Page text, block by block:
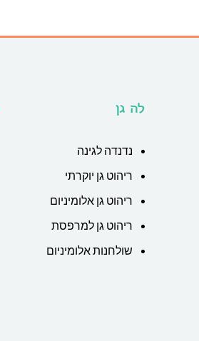
לה גן
נדנדה לגינה
ריהוט גן יוקרתי
ריהוט גן אלומיניום
ריהוט גן למרפסת
שולחנות אלומיניום